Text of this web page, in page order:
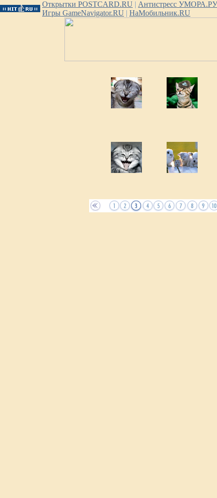
Открытки POSTCARD.RU | Антистресс УМОРА.РУ
Игры GameNavigator.RU | НаМобильник.RU